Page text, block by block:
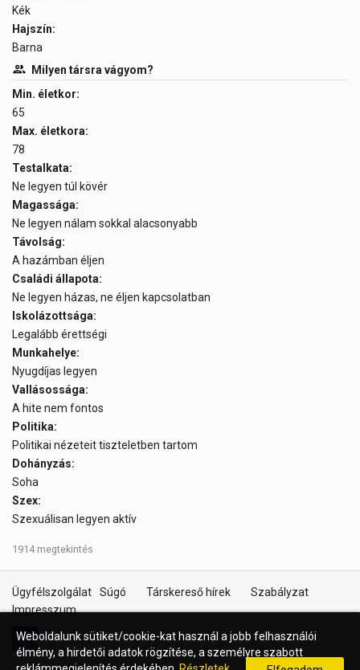
Kék
Hajszín:
Barna
Milyen társra vágyom?
Min. életkor:
65
Max. életkora:
78
Testalkata:
Ne legyen túl kövér
Magassága:
Ne legyen nálam sokkal alacsonyabb
Távolság:
A hazámban éljen
Családi állapota:
Ne legyen házas, ne éljen kapcsolatban
Iskolázottsága:
Legalább érettségi
Munkahelye:
Nyugdíjas legyen
Vallásossága:
A hite nem fontos
Politika:
Politikai nézeteit tiszteletben tartom
Dohányzás:
Soha
Szex:
Szexuálisan legyen aktív
1914 megtekintés
Ügyfélszolgálat Súgó Társkereső hírek
Szabályzat
Impresszum
Weboldalunk sütiket/cookie-kat használ a jobb felhasználói
élmény, a hirdetői adatok rögzítése, a személyre szabott